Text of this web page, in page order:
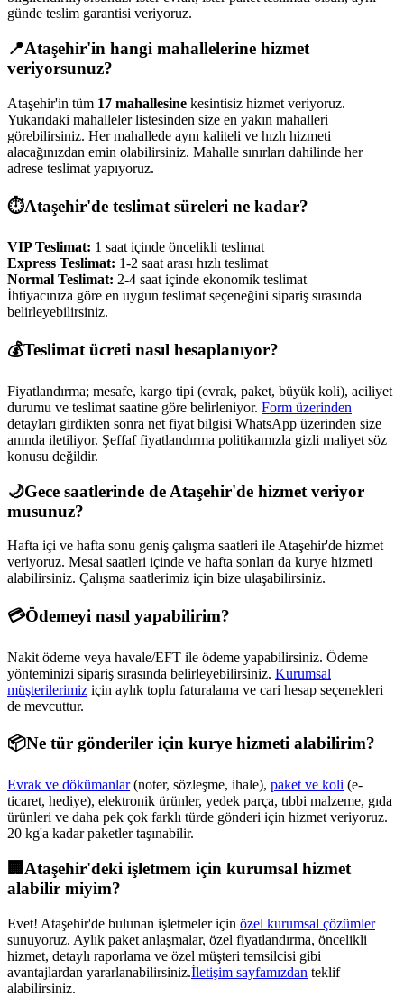
günde teslim garantisi veriyoruz.
📍Ataşehir'in hangi mahallelerine hizmet
veriyorsunuz?
Ataşehir'in tüm 17 mahallesine kesintisiz hizmet veriyoruz.
Yukarıdaki mahalleler listesinden size en yakın mahalleri
görebilirsiniz. Her mahallede aynı kaliteli ve hızlı hizmeti
alacağınızdan emin olabilirsiniz. Mahalle sınırları dahilinde her
adrese teslimat yapıyoruz.
⏱️Ataşehir'de teslimat süreleri ne kadar?
VIP Teslimat: 1 saat içinde öncelikli teslimat
Express Teslimat: 1-2 saat arası hızlı teslimat
Normal Teslimat: 2-4 saat içinde ekonomik teslimat
İhtiyacınıza göre en uygun teslimat seçeneğini sipariş sırasında
belirleyebilirsiniz.
💰Teslimat ücreti nasıl hesaplanıyor?
Fiyatlandırma; mesafe, kargo tipi (evrak, paket, büyük koli), aciliyet
durumu ve teslimat saatine göre belirleniyor. Form üzerinden
detayları girdikten sonra net fiyat bilgisi WhatsApp üzerinden size
anında iletiliyor. Şeffaf fiyatlandırma politikamızla gizli maliyet söz
konusu değildir.
🌙Gece saatlerinde de Ataşehir'de hizmet veriyor
musunuz?
Hafta içi ve hafta sonu geniş çalışma saatleri ile Ataşehir'de hizmet
veriyoruz. Mesai saatleri içinde ve hafta sonları da kurye hizmeti
alabilirsiniz. Çalışma saatlerimiz için bize ulaşabilirsiniz.
💳Ödemeyi nasıl yapabilirim?
Nakit ödeme veya havale/EFT ile ödeme yapabilirsiniz. Ödeme
yönteminizi sipariş sırasında belirleyebilirsiniz. Kurumsal
müşterilerimiz için aylık toplu faturalama ve cari hesap seçenekleri
de mevcuttur.
📦Ne tür gönderiler için kurye hizmeti alabilirim?
Evrak ve dökümanlar(noter, sözleşme, ihale), paket ve koli (e-
ticaret, hediye), elektronik ürünler, yedek parça, tıbbi malzeme, gıda
ürünleri ve daha pek çok farklı türde gönderi için hizmet veriyoruz.
20 kg'a kadar paketler taşınabilir.
🏢 Ataşehir'deki işletmem için kurumsal hizmet
alabilir miyim?
Evet! Ataşehir'de bulunan işletmeler için özel kurumsal çözümler
sunuyoruz. Aylık paket anlaşmalar, özel fiyatlandırma, öncelikli
hizmet, detaylı raporlama ve özel müşteri temsilcisi gibi
avantajlardan yararlanabilirsiniz.İletişim sayfamızdan teklif
alabilirsiniz.